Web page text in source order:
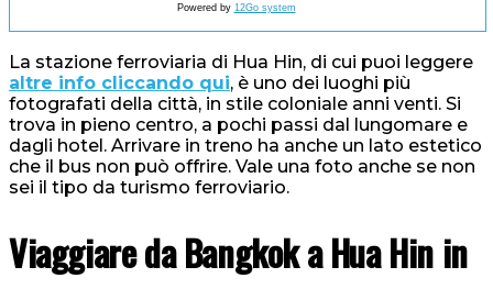
Powered by 12Go system
La stazione ferroviaria di Hua Hin, di cui puoi leggere
altre info cliccando qui, è uno dei luoghi più
fotografati della città, in stile coloniale anni venti. Si
trova in pieno centro, a pochi passi dal lungomare e
dagli hotel. Arrivare in treno ha anche un lato estetico
che il bus non può offrire. Vale una foto anche se non
sei il tipo da turismo ferroviario.
Viaggiare da Bangkok a Hua Hin in